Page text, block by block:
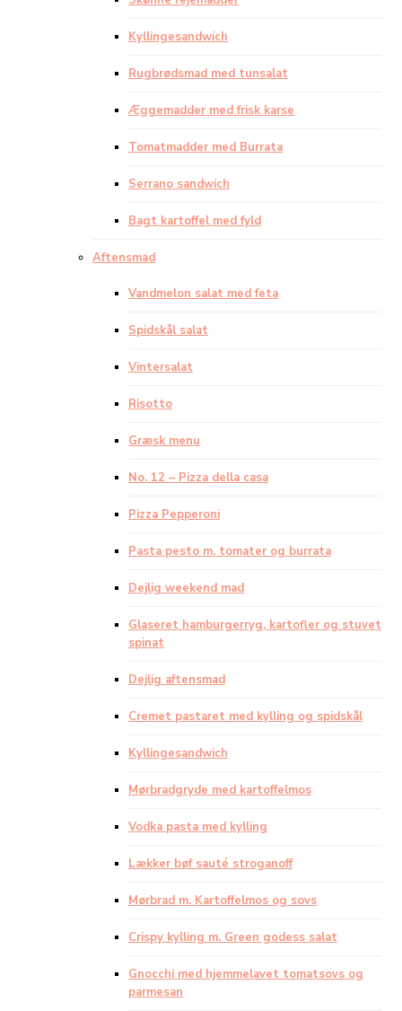
Kyllingesandwich
Rugbrødsmad med tunsalat
Æggemadder med frisk karse
Tomatmadder med Burrata
Serrano sandwich
Bagt kartoffel med fyld
Aftensmad
Vandmelon salat med feta
Spidskål salat
Vintersalat
Risotto
Græsk menu
No. 12 – Pizza della casa
Pizza Pepperoni
Pasta pesto m. tomater og burrata
Dejlig weekend mad
Glaseret hamburgerryg, kartofler og stuvet
spinat
Dejlig aftensmad
Cremet pastaret med kylling og spidskål
Kyllingesandwich
Mørbradgryde med kartoffelmos
Vodka pasta med kylling
Lækker bøf sauté stroganoff
Mørbrad m. Kartoffelmos og sovs
Crispy kylling m. Green godess salat
Gnocchi med hjemmelavet tomatsovs og
parmesan